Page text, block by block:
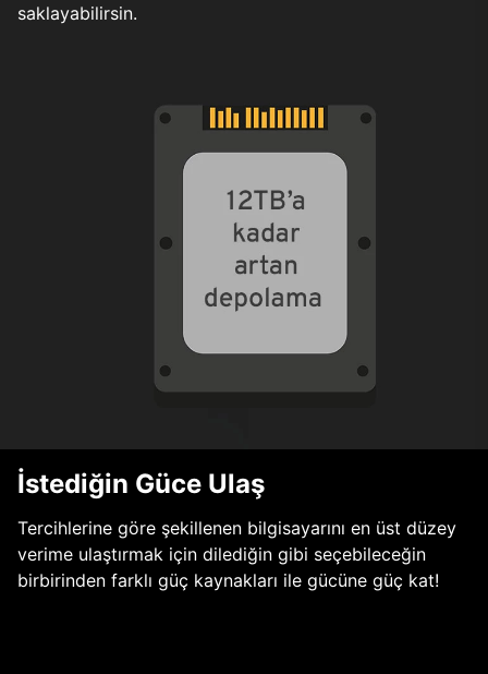
saklayabilirsin.
İstediğin Güce Ulaş
Tercihlerine göre şekillenen bilgisayarını en üst düzey
verime ulaştırmak için dilediğin gibi seçebileceğin
birbirinden farklı güç kaynakları ile gücüne güç kat!